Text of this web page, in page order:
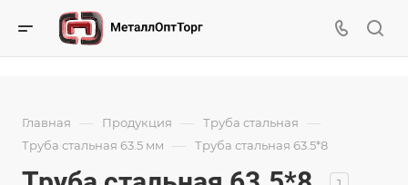
Главная — Продукция — Труба стальная —
Труба стальная 63.5 мм — Труба стальная 63.5*8